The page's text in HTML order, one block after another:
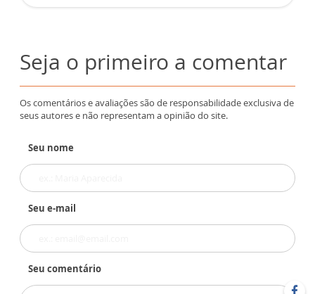
Seja o primeiro a comentar
Os comentários e avaliações são de responsabilidade exclusiva de
seus autores e não representam a opinião do site.
Seu nome
Seu e-mail
Seu comentário